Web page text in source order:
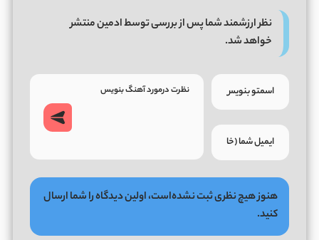
نظر ارزشمند شما پس از بررسی توسط ادمین منتشر
خواهد شد.
هنوز هیچ نظری ثبت نشده‌است، اولین دیدگاه را شما ارسال
کنید.